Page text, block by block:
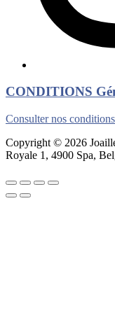
CONDITIONS
Consulter nos
Copyright © 2026
Royale 1, 4900 Spa,